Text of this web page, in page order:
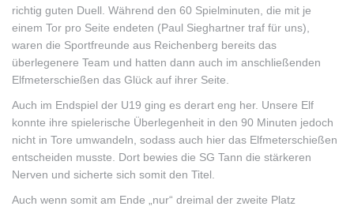
richtig guten Duell. Während den 60 Spielminuten, die mit je
einem Tor pro Seite endeten (Paul Sieghartner traf für uns),
waren die Sportfreunde aus Reichenberg bereits das
überlegenere Team und hatten dann auch im anschließenden
Elfmeterschießen das Glück auf ihrer Seite.
Auch im Endspiel der U19 ging es derart eng her. Unsere Elf
konnte ihre spielerische Überlegenheit in den 90 Minuten jedoch
nicht in Tore umwandeln, sodass auch hier das Elfmeterschießen
entscheiden musste. Dort bewies die SG Tann die stärkeren
Nerven und sicherte sich somit den Titel.
Auch wenn somit am Ende „nur“ dreimal der zweite Platz